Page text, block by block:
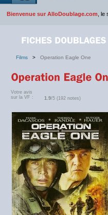
Bienvenue sur AlloDoublage.com ,
Films > Operation Eagle One
Votre avis
sur la VF :
1.9/5 (192 notes)